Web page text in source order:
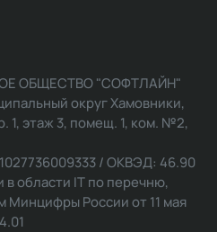
ОБЩЕСТВО "СОФТЛАЙН"
округ Хамовники,
1, этаж 3, помещ. 1, ком. №2,
/ ОКВЭД: 46.90
в области IT по перечню,
Минцифры России от 11 мая